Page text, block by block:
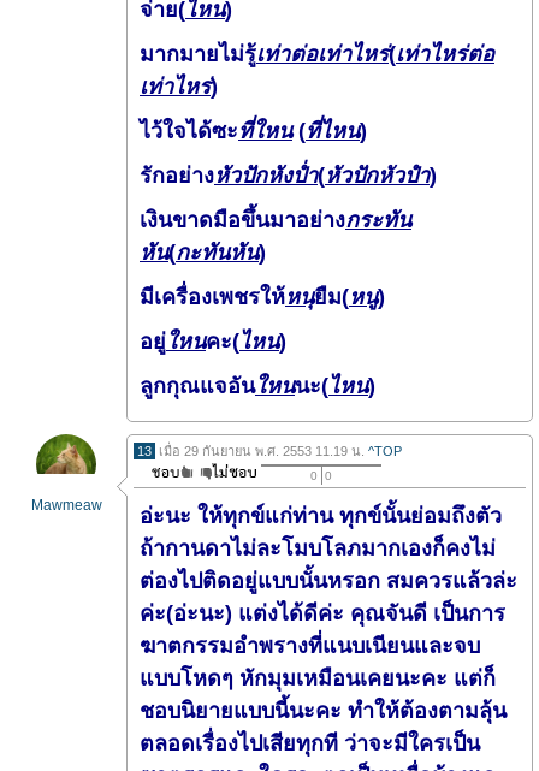
จ่าย(ไหน)
มากมายไม่รู้เท่าต่อเท่าไหร่(เท่าไหร่ต่อ
เท่าไหร่)
ไว้ใจได้ซะที่ใหน(ที่ไหน)
รักอย่างหัวปักหังป่ำ(หัวปักหัวปำ)
เงินขาดมือขึ้นมาอย่างกระทัน
หัน(กะทันหัน)
มีเครื่องเพชรให้หนุยืม(หนู)
อยู่ใหนคะ(ไหน)
ลูกกุณแจอันใหนนะ(ไหน)
Mawmeaw
13 เมื่อ 29 กันยายน พ.ศ. 2553 11.19 น. ^TOP
0 0
อ่ะนะ ให้ทุกข์แก่ท่าน ทุกข์นั้นย่อมถึงตัว
ถ้ากานดาไม่ละโมบโลภมากเองก็คงไม่
ต่องไปติดอยู่แบบนั้นหรอก สมควรแล้วล่ะ
ค่ะ(อ่ะนะ) แต่งได้ดีค่ะ คุณจันดี เป็นการ
ฆาตกรรมอำพรางที่แนบเนียนและจบ
แบบโหดๆ หักมุมเหมือนเคยนะคะ แต่ก็
ชอบนิยายแบบนี้นะคะ ทำให้ต้องตามลุ้น
ตลอดเรื่องไปเสียทุกที ว่าจะมีใครเป็น